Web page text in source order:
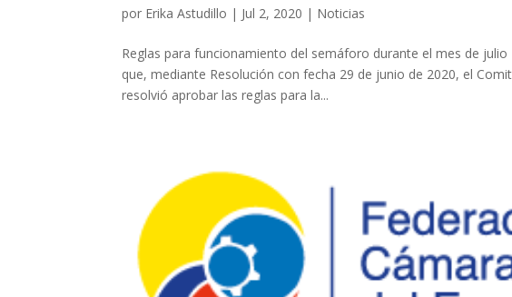
por Erika Astudillo | Jul 2, 2020 | Noticias
Reglas para funcionamiento del semáforo durante el mes de
que, mediante Resolución con fecha 29 de junio de 2020, el
resolvió aprobar las reglas para la...